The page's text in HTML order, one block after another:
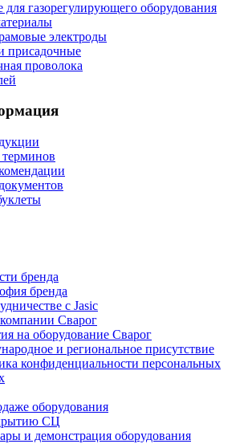
для газорегулирующего оборудования
электроды
присадочные
проволока
бренда
бренда
с Jasic
Сварог
на оборудование Сварог
и региональное присутствие
конфиденциальности персональных
оборудования
СЦ
и демонстрация оборудования